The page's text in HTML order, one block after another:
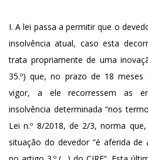
I. A lei passa a permitir que o
insolvência atual, caso esta
trata propriamente de uma
35.º) que, no prazo de 18
vigor, a ele recorressem as
insolvência determinada “nos
Lei n.º 8/2018, de 2/3, norma
situação do devedor “é aferida